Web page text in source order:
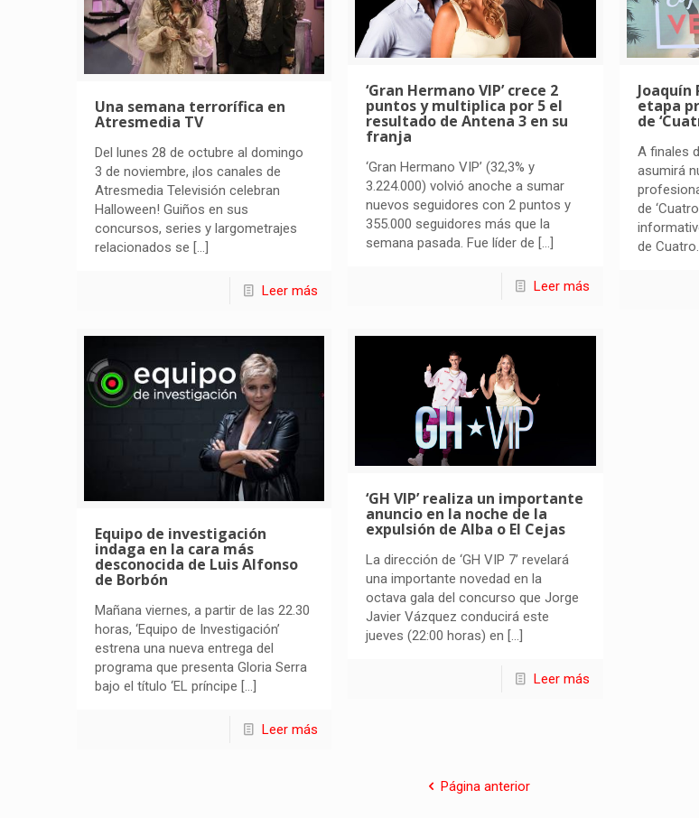
Una semana terrorífica en
Atresmedia TV
Del lunes 28 de octubre al domingo
3 de noviembre, ¡los canales de
Atresmedia Televisión celebran
Halloween! Guiños en sus
concursos, series y largometrajes
relacionados se […]
Leer más
‘Gran Hermano VIP’ crece 2
puntos y multiplica por 5 el
resultado de Antena 3 en su
franja
‘Gran Hermano VIP’ (32,3% y
3.224.000) volvió anoche a sumar
nuevos seguidores con 2 puntos y
355.000 seguidores más que la
semana pasada. Fue líder de […]
Leer más
Joaquín
etapa
de
A finales
asumirá
de
de Cuatro.
Equipo de investigación
indaga en la cara más
desconocida de Luis Alfonso
de Borbón
Mañana viernes, a partir de las 22.30
horas, ‘Equipo de Investigación’
estrena una nueva entrega del
programa que presenta Gloria Serra
bajo el título ‘EL príncipe […]
Leer más
‘GH VIP’ realiza un importante
anuncio en la noche de la
expulsión de Alba o El Cejas
La dirección de ‘GH VIP 7’ revelará
una importante novedad en la
octava gala del concurso que Jorge
Javier Vázquez conducirá este
jueves (22:00 horas) en […]
Leer más
Página anterior